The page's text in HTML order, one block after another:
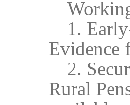
1.
Evidence
2.
Rural